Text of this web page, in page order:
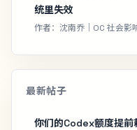
统里失效
作者：沈南乔｜OC 社会影
最新帖子
你们的Codex额度提前